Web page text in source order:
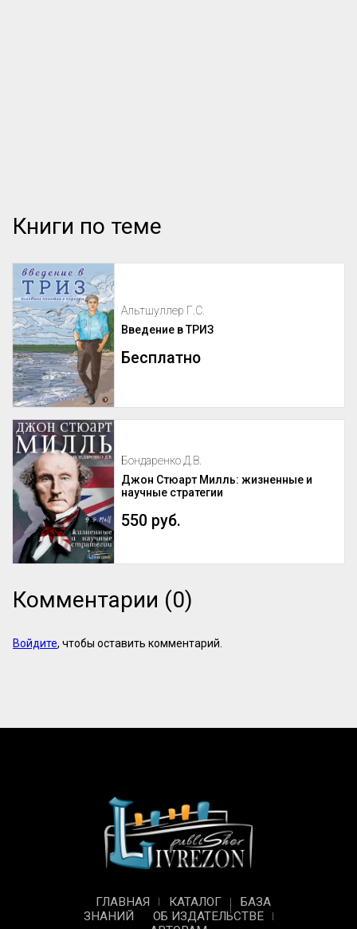
Книги по теме
Альтшуллер Г.С.
Введение в ТРИЗ
Бесплатно
Бондаренко Д.В.
Джон Стюарт Милль: жизненные и
научные стратегии
550 руб.
Комментарии (0)
Войдите, чтобы оставить комментарий.
ГЛАВНАЯ КАТАЛОГ
БАЗА
ЗНАНИЙ
ОБ ИЗДАТЕЛЬСТВЕ